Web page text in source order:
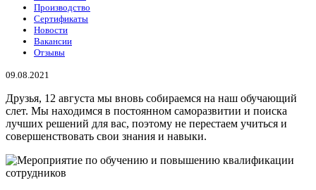
Производство
Сертификаты
Новости
Вакансии
Отзывы
09.08.2021
Друзья, 12 августа мы вновь собираемся на наш обучающий
слет. Мы находимся в постоянном саморазвитии и поиска
лучших решений для вас, поэтому не перестаем учиться и
совершенствовать свои знания и навыки.